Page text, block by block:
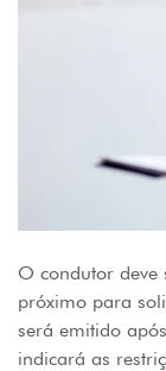
O condutor deve
próximo para
será emitido
indicará as